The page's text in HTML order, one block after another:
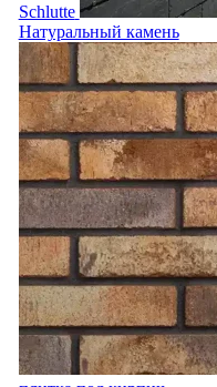
Schlutte
Натуральный камень